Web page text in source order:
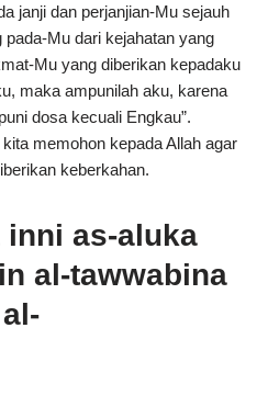
janji dan perjanjian-Mu sejauh
Mu dari kejahatan yang
Mu yang diberikan kepadaku
maka ampunilah aku, karena
dosa kecuali Engkau”.
memohon kepada Allah agar
keberkahan.
inni as-aluka
al-tawwabina